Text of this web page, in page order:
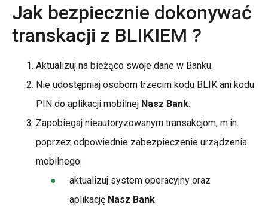
Jak bezpiecznie dokonywać
transkacji z BLIKIEM ?
Aktualizuj na bieżąco swoje dane w Banku.
Nie udostępniaj osobom trzecim kodu BLIK ani kodu
PIN do aplikacji mobilnej Nasz Bank.
Zapobiegaj nieautoryzowanym transakcjom, m.in.
poprzez odpowiednie zabezpieczenie urządzenia
mobilnego:
aktualizuj system operacyjny oraz
aplikację Nasz Bank